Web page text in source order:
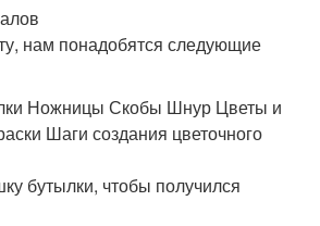
нам понадобятся следующие
Ножницы Скобы Шнур Цветы и
Шаги создания цветочного
бутылки, чтобы получился